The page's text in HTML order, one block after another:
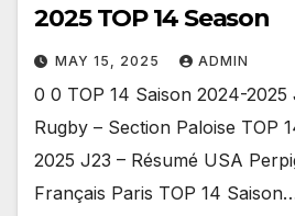
2025 TOP 14 Season
MAY 15, 2025 ADMIN
0 0 TOP 14 Saison 2024-2025
Rugby – Section Paloise TOP
2025 J23 – Résumé USA
Français Paris TOP 14